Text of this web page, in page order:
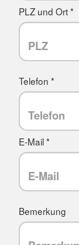
PLZ und Ort *
Telefon *
E-Mail *
Bemerkung